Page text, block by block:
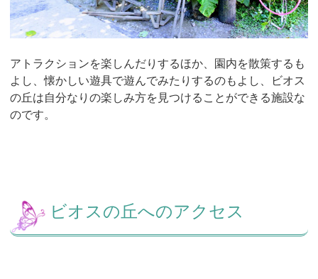
アトラクションを楽しんだりするほか、園内を散策するも
よし、懐かしい遊具で遊んでみたりするのもよし、ビオス
の丘は自分なりの楽しみ方を見つけることができる施設な
のです。
ビオスの丘へのアクセス